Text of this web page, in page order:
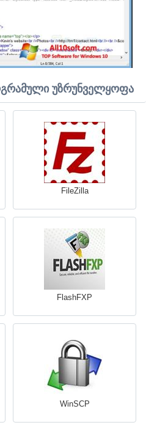
უზრუნველყოფა
FileZilla
FlashFXP
WinSCP